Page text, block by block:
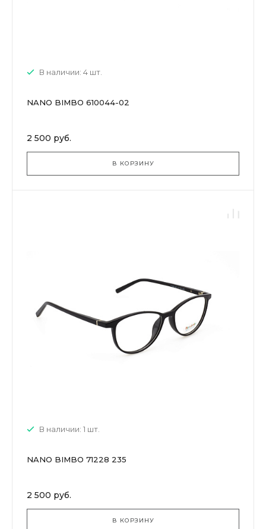
В наличии: 4 шт.
NANO BIMBO 610044-02
2 500 руб.
В КОРЗИНУ
В наличии: 1 шт.
NANO BIMBO 71228 235
2 500 руб.
В КОРЗИНУ